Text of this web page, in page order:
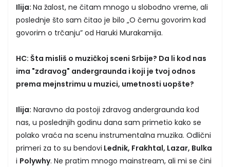
Ilija: Na žalost, ne čitam mnogo u slobodno vreme, ali
poslednje što sam čitao je bilo „O čemu govorim kad
govorim o trčanju” od Haruki Murakamija.
HC: Šta misliš o muzičkoj sceni Srbije? Da li kod nas
ima "zdravog" andergraunda i koji je tvoj odnos
prema mejnstrimu u muzici, umetnosti uopšte?
Ilija: Naravno da postoji zdravog andergraunda kod
nas, u poslednjih godinu dana sam primetio kako se
polako vraća na scenu instrumentalna muzika. Odlični
primeri za to su bendovi Lednik, Frakhtal, Lazar, Bulka
i Polywhy. Ne pratim mnogo mainstream, ali mi se čini